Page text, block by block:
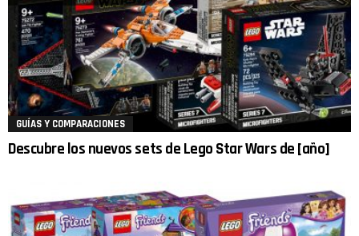
GUÍAS Y COMPARACIONES
Descubre los nuevos sets de Lego Star Wars de [año]